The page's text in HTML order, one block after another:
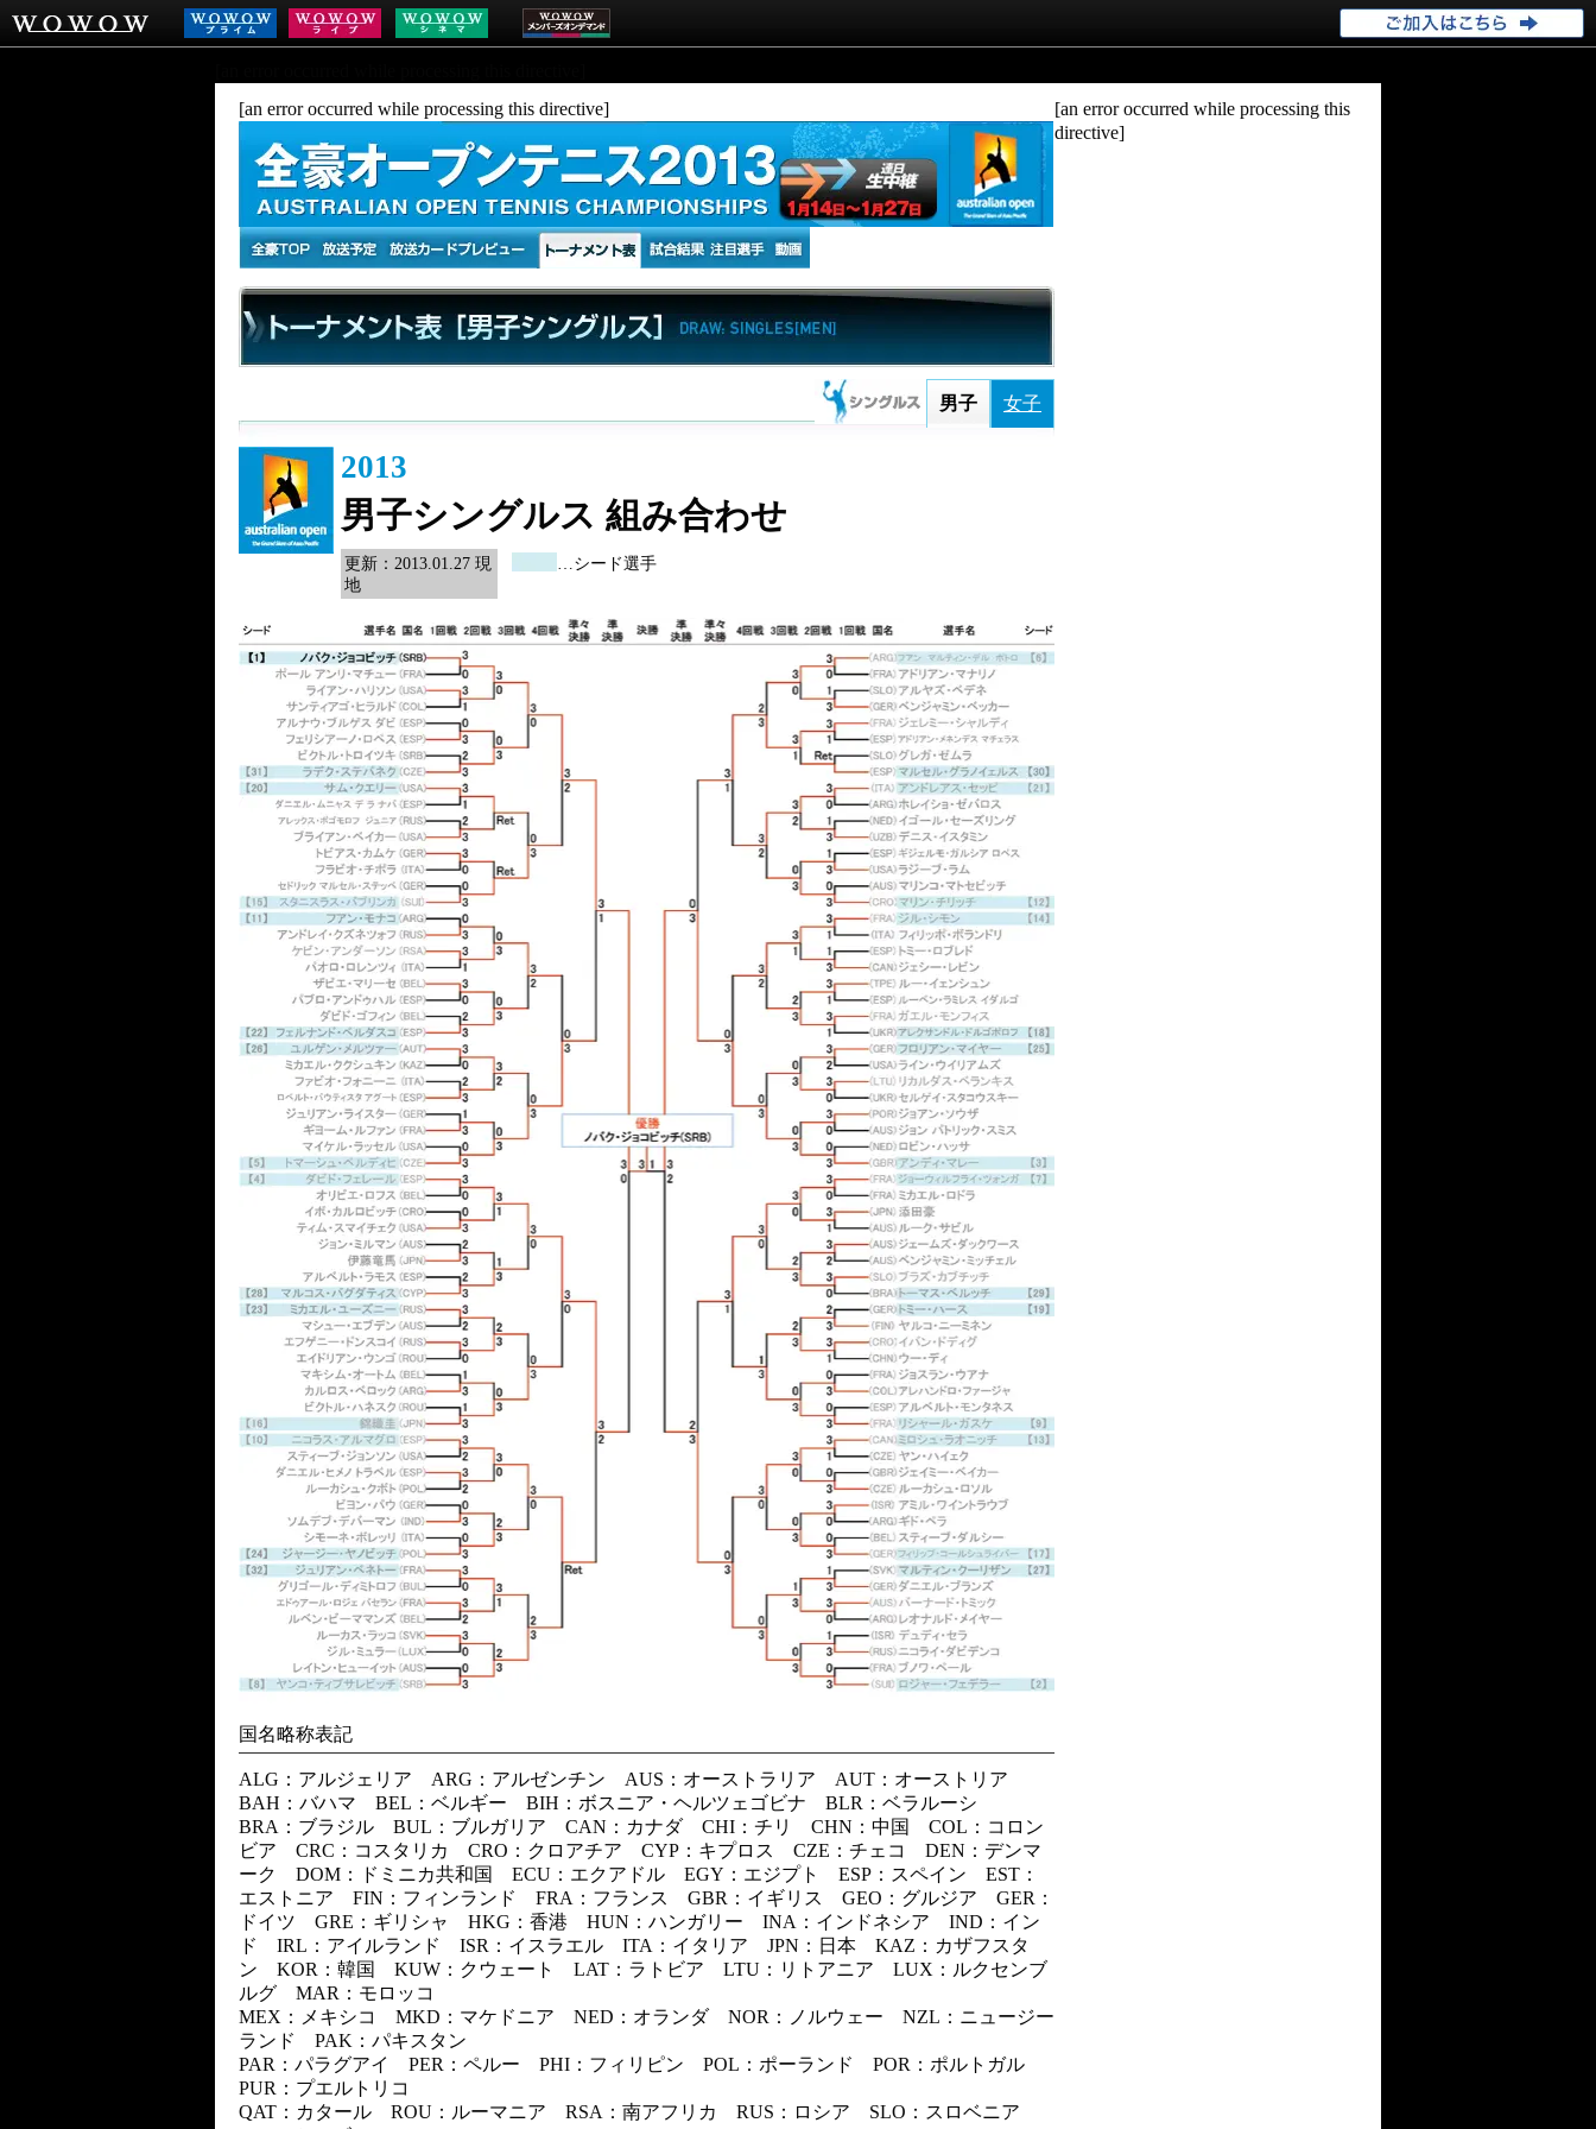
[an error occurred while processing this directive]
男子 女子
2013
男子シングルス 組み合わせ
更新：2013.01.27 現
地
…シード選手
国名略称表記
ALG：アルジェリア ARG：アルゼンチン AUS：オーストラリア AUT：オーストリア
BAH：バハマ BEL：ベルギー BIH：ボスニア・ヘルツェゴビナ BLR：ベラルーシ
BRA：ブラジル BUL：ブルガリア CAN：カナダ CHI：チリ CHN：中国 COL：コロン
ビア CRC：コスタリカ CRO：クロアチア CYP：キプロス CZE：チェコ DEN：デンマ
ーク DOM：ドミニカ共和国 ECU：エクアドル EGY：エジプト ESP：スペイン EST：
エストニア FIN：フィンランド FRA：フランス GBR：イギリス GEO：グルジア GER：
ドイツ GRE：ギリシャ HKG：香港 HUN：ハンガリー INA：インドネシア IND：イン
ド IRL：アイルランド ISR：イスラエル ITA：イタリア JPN：日本 KAZ：カザフスタ
ン KOR：韓国 KUW：クウェート LAT：ラトビア LTU：リトアニア LUX：ルクセンブ
ルグ MAR：モロッコ
MEX：メキシコ MKD：マケドニア NED：オランダ NOR：ノルウェー NZL：ニュージー
ランド PAK：パキスタン
PAR：パラグアイ PER：ペルー PHI：フィリピン POL：ポーランド POR：ポルトガル
PUR：プエルトリコ
QAT：カタール ROU：ルーマニア RSA：南アフリカ RUS：ロシア SLO：スロベニア
[an error occurred while processing this
directive]